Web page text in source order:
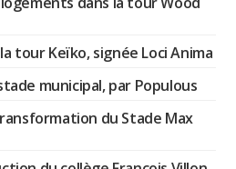
tour Keïko, signée Loci Anima
municipal, par Populous
du Stade Max